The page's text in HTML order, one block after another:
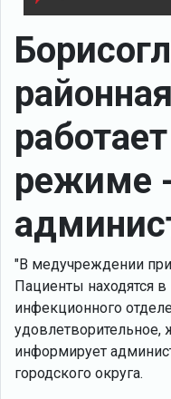
режиме
"В медучреждении
Пациенты находятся
инфекционного
удовлетворительное,
информирует
городского округа.